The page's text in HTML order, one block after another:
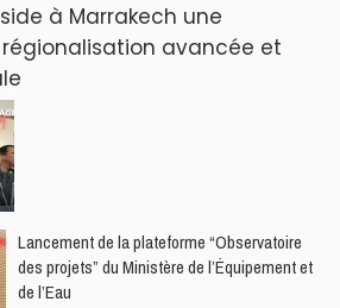
à Marrakech une
avancée et
​Lancement de la plateforme “Observatoire
des projets” du Ministère de l’Équipement et
de l’Eau